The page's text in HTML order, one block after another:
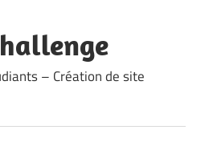
– Création de site